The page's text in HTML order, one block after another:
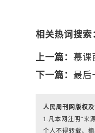
相关热词搜索
上一篇： 慕课
下一篇： 最后
人民周刊网版权及
1.凡本网注明“来
个人不得转载、